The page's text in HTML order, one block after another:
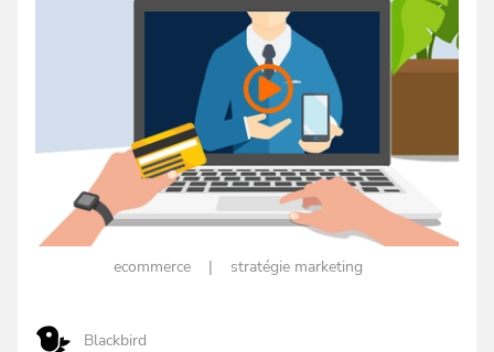
Blackbird
ecommerce stratégie marketing